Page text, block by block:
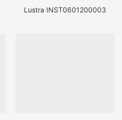
Lustra INST0601200003